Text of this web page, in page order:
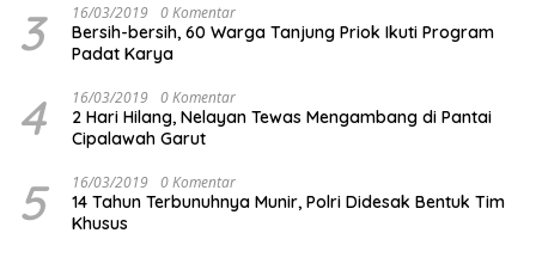
3 16/03/2019 0 Komentar
Bersih-bersih, 60 Warga Tanjung Priok Ikuti Program
Padat Karya
4 16/03/2019 0 Komentar
2 Hari Hilang, Nelayan Tewas Mengambang di Pantai
Cipalawah Garut
5 16/03/2019 0 Komentar
14 Tahun Terbunuhnya Munir, Polri Didesak Bentuk Tim
Khusus